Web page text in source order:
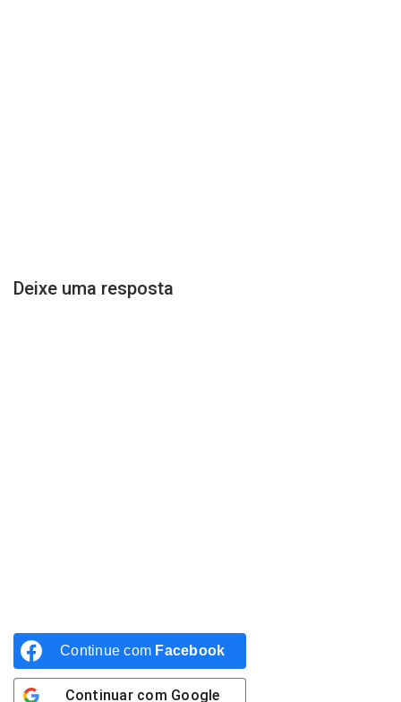
Deixe uma resposta
Continue com Facebook
Continuar com Google